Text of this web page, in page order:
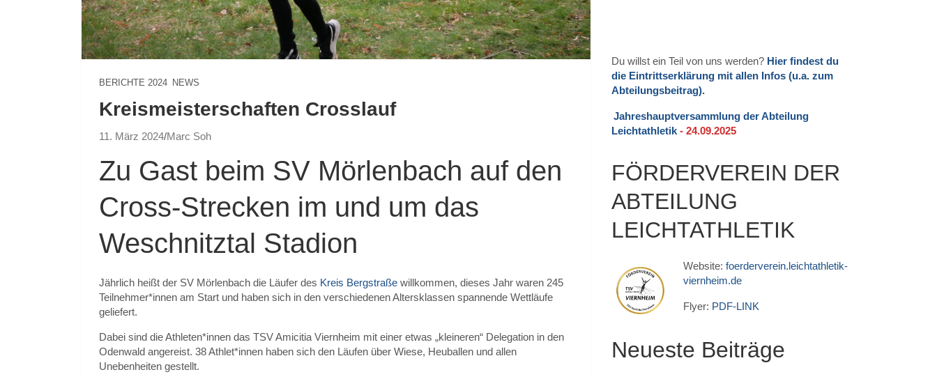
BERICHTE 2024 NEWS
Kreismeisterschaften Crosslauf
11. März 2024 Marc Soh
Zu Gast beim SV Mörlenbach auf den
Cross-Strecken im und um das
Weschnitztal Stadion
Jährlich heißt der SV Mörlenbach die Läufer des Kreis Bergstraße willkommen, dieses Jahr waren 245
Teilnehmer*innen am Start und haben sich in den verschiedenen Altersklassen spannende Wettläufe
geliefert.
Dabei sind die Athleten*innen das TSV Amicitia Viernheim mit einer etwas „kleineren“ Delegation in den
Odenwald angereist. 38 Athlet*innen haben sich den Läufen über Wiese, Heuballen und allen
Unebenheiten gestellt.
Du willst ein Teil von uns werden? Hier findest du
die Eintrittserklärung mit allen Infos (u.a. zum
Abteilungsbeitrag).
Jahreshauptversammlung der Abteilung
Leichtathletik - 24.09.2025
FÖRDERVEREIN DER
ABTEILUNG
LEICHTATHLETIK
Website: foerderverein.leichtathletik-
viernheim.de
Flyer: PDF-LINK
Neueste Beiträge